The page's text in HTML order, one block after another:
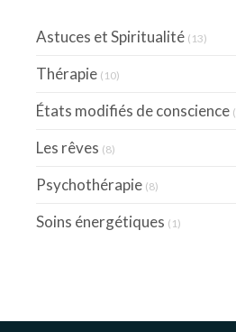
Astuces et Spiritualité (13)
Thérapie (10)
États modifiés de conscience
Les rêves (8)
Psychothérapie (8)
Soins énergétiques (1)